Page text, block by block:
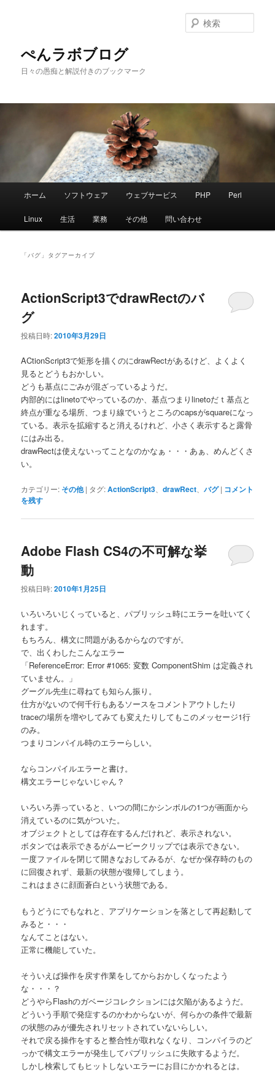
ぺんラボブログ
日々の愚痴と解説付きのブックマーク
索
メ
ホーム ソフトウェア ウェブサービス PHP Perl
Linux 生活 業務 その他 問い合わせ
「バグ 」タグアーカイブ
ActionScript3でdrawRectのバ
グ
投稿日時:2010年3月29日
ACtionScript3で矩形を描くのにdrawRectがあるけど、よくよく
見るとどうもおかしい。
どうも基点にごみが混ざっているようだ。
内部的にはlinetoでやっているのか、基点つまりlinetoだｔ基点と
終点が重なる場所、つまり線でいうところのcapsがsquareになっ
ている。表示を拡縮すると消えるけれど、小さく表示すると露骨
にはみ出る。
drawRectは使えないってことなのかなぁ・・・あぁ、めんどくさ
い。
カテゴリー: その他 | タグ:ActionScript3 、drawRect 、バグ | コメント
を残す
Adobe Flash CS4の不可解な挙
動
投稿日時:2010年1月25日
いろいろいじくっていると、パブリッシュ時にエラーを吐いてく
れます。
もちろん、構文に問題があるからなのですが。
で、出くわしたこんなエラー
「ReferenceError: Error #1065: 変数 ComponentShim は定義され
ていません。」
グーグル先生に尋ねても知らん振り。
仕方がないので何千行もあるソースをコメントアウトしたり
traceの場所を増やしてみても変えたりしてもこのメッセージ1行
のみ。
つまりコンパイル時のエラーらしい。
ならコンパイルエラーと書け。
構文エラーじゃないじゃん？
いろいろ弄っていると、いつの間にかシンボルの1つが画面から
消えているのに気がついた。
オブジェクトとしては存在するんだけれど、表示されない。
ボタンでは表示できるがムービークリップでは表示できない。
一度ファイルを閉じて開きなおしてみるが、なぜか保存時のもの
に回復されず、最新の状態が復帰してしまう。
これはまさに顔面蒼白という状態である。
もうどうにでもなれと、アプリケーションを落として再起動して
みると・・・
なんてことはない。
正常に機能していた。
そういえば操作を戻す作業をしてからおかしくなったよう
な・・・？
どうやらFlashのガベージコレクションには欠陥があるようだ。
どういう手順で発症するのかわからないが、何らかの条件で最新
の状態のみが優先されリセットされていないらしい。
それで戻る操作をすると整合性が取れなくなり、コンパイラのど
っかで構文エラーが発生してパブリッシュに失敗するようだ。
しかし検索してもヒットしないエラーにお目にかかれるとは。